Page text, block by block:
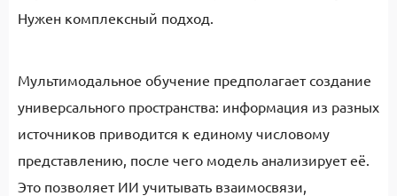
Нужен комплексный подход.
Мультимодальное обучение предполагает создание
универсального пространства: информация из разных
источников приводится к единому числовому
представлению, после чего модель анализирует её.
Это позволяет ИИ учитывать взаимосвязи,